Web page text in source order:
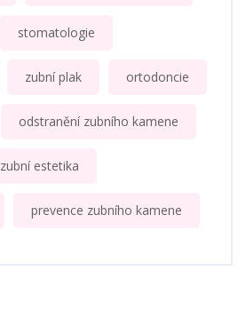
stomatologie
zubní plak ortodoncie
odstranění zubního kamene
zubní estetika
prevence zubního kamene